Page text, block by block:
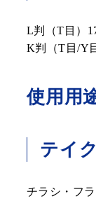
L判（T目）
K判（T目/Y
使用用
テイ
チラシ・フ